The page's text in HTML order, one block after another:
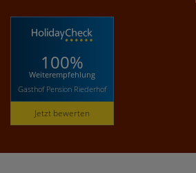
100%
Weiterempfehlung
Gasthof Pension Riederhof
Jetzt bewerten